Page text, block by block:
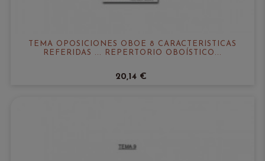
TEMA OPOSICIONES OBOE 8 CARACTERÍSTICAS
REFERIDAS ... REPERTORIO OBOÍSTICO...
20,14 €